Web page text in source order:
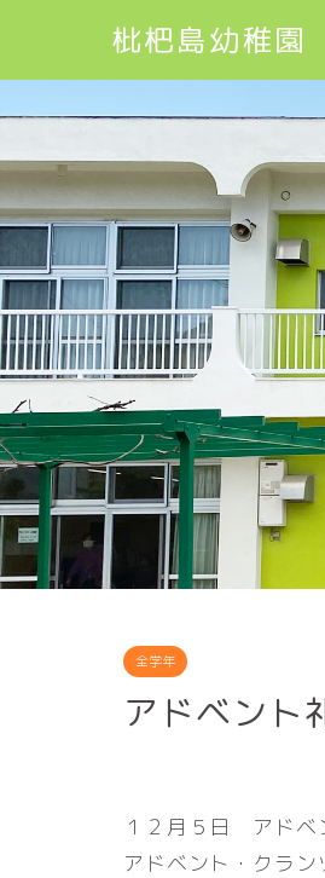
枇杷島幼稚園
全学年
アドベン
１２月５日 アドベ
アドベント・クラン